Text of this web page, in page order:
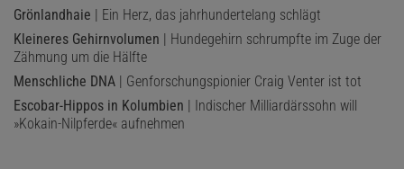
Grönlandhaie | Ein Herz, das jahrhundertelang schlägt
Kleineres Gehirnvolumen | Hundegehirn schrumpfte im Zuge der
Zähmung um die Hälfte
Menschliche DNA | Genforschungspionier Craig Venter ist tot
Escobar-Hippos in Kolumbien | Indischer Milliardärssohn will
»Kokain-Nilpferde« aufnehmen